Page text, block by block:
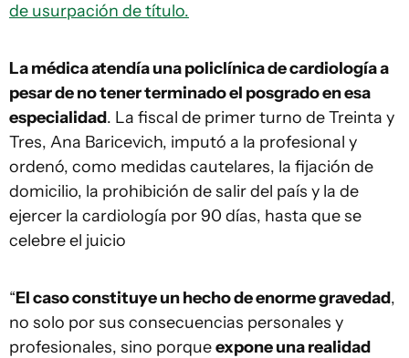
de usurpación de título.
La médica atendía una policlínica de cardiología a
pesar de no tener terminado el posgrado en esa
especialidad. La fiscal de primer turno de Treinta y
Tres, Ana Baricevich, imputó a la profesional y
ordenó, como medidas cautelares, la fijación de
domicilio, la prohibición de salir del país y la de
ejercer la cardiología por 90 días, hasta que se
celebre el juicio
“El caso constituye un hecho de enorme gravedad,
no solo por sus consecuencias personales y
profesionales, sino porqueexpone una realidad